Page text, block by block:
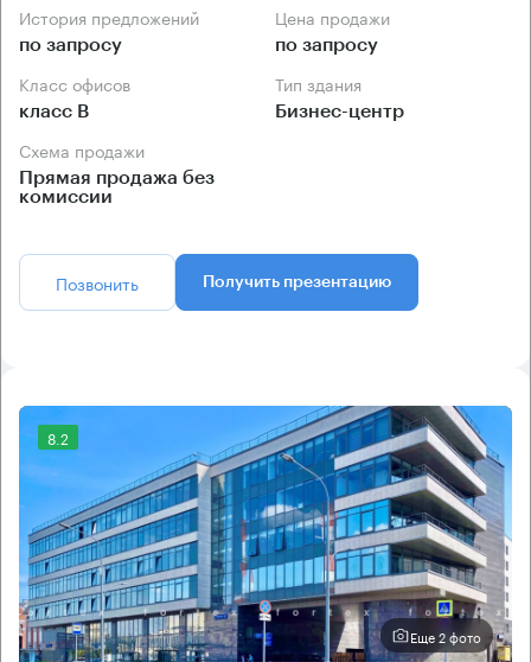
История предложений
по запросу
Цена продажи
по запросу
Класс офисов
класс B
Тип здания
Бизнес-центр
Схема продажи
Прямая продажа без
комиссии
Позвонить Получить презентацию
8.2
Еще 2 фото